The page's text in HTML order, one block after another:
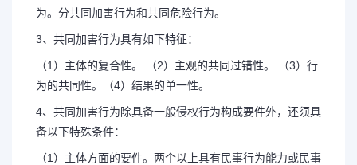
为。分共同加害行为和共同危险行为。
3、共同加害行为具有如下特征：
（1）主体的复合性。 （2）主观的共同过错性。 （3）行
为的共同性。（4）结果的单一性。
4、共同加害行为除具备一般侵权行为构成要件外，还须具
备以下特殊条件：
（1）主体方面的要件。两个以上具有民事行为能力或民事